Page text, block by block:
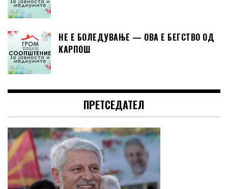
НЕ Е БОЛЕДУВАЊЕ — ОВА Е БЕГСТВО ОД
КАРПОШ
ПРЕТСЕДАТЕЛ